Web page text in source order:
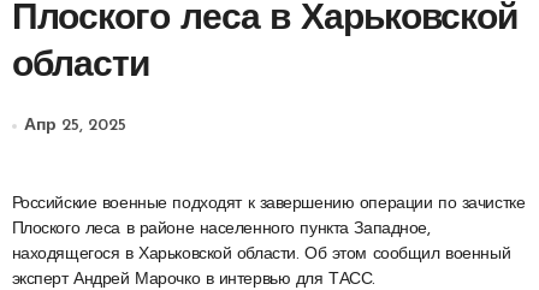
Плоского леса в Харьковской
области
Апр 25, 2025
Российские военные подходят к завершению операции по зачистке
Плоского леса в районе населенного пункта Западное,
находящегося в Харьковской области. Об этом сообщил военный
эксперт Андрей Марочко в интервью для ТАСС.